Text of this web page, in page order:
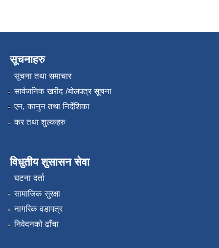
सूचनाहरु
सूचना तथा समाचार
सार्वजनिक खरीद /बोलपत्र सूचना
एन, कानुन तथा निर्देशिका
कर तथा शुल्कहरु
विधुतीय शुसासन सेवा
घटना दर्ता
सामाजिक सुरक्षा
नागरिक वडापत्र
निवेदनको ढाँचा